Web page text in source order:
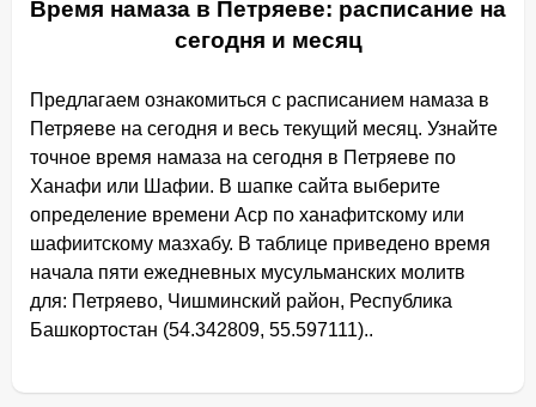
Время намаза в Петряеве: расписание на
сегодня и месяц
Предлагаем ознакомиться с расписанием намаза в
Петряеве на сегодня и весь текущий месяц. Узнайте
точное время намаза на сегодня в Петряеве по
Ханафи или Шафии. В шапке сайта выберите
определение времени Аср по ханафитскому или
шафиитскому мазхабу. В таблице приведено время
начала пяти ежедневных мусульманских молитв
для: Петряево, Чишминский район, Республика
Башкортостан (54.342809, 55.597111)..